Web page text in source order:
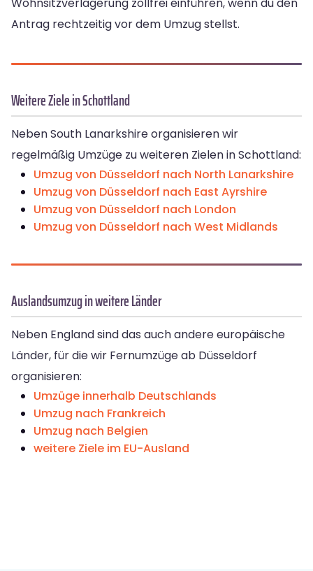
Wohnsitzverlagerung zollfrei einführen, wenn du den
Antrag rechtzeitig vor dem Umzug stellst.
Weitere Ziele in Schottland
Neben South Lanarkshire organisieren wir
regelmäßig Umzüge zu weiteren Zielen in Schottland:
Umzug von Düsseldorf nach North Lanarkshire
Umzug von Düsseldorf nach East Ayrshire
Umzug von Düsseldorf nach London
Umzug von Düsseldorf nach West Midlands
Auslandsumzug in weitere Länder
Neben England sind das auch andere europäische
Länder, für die wir Fernumzüge ab Düsseldorf
organisieren:
Umzüge innerhalb Deutschlands
Umzug nach Frankreich
Umzug nach Belgien
weitere Ziele im EU-Ausland